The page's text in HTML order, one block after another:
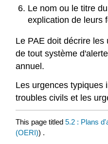
Le nom ou le titre
explication de leurs
Le PAE doit décrire
de tout système
annuel.
Les urgences typiques
troubles civils et les
This page titled 5.2 : Plans
(OERI)) .